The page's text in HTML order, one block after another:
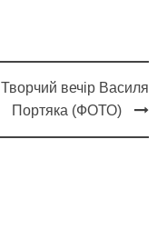
Творчий вечір Василя
Портяка (ФОТО)